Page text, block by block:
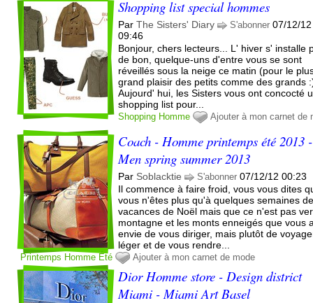
Shopping list special hommes
ParThe Sisters' Diary S'abonner 07/12/12
09:46
Bonjour, chers lecteurs... L' hiver s' installe
de bon, quelque-uns d'entre vous se sont
réveillés sous la neige ce matin (pour le
grand plaisir des petits comme des grands
Aujourd' hui, les Sisters vous ont concocté
shopping list pour...
Shopping Homme Ajouter à mon carnet de
Coach - Homme printemps été 2013 -
Men spring summer 2013
Par Soblacktie S'abonner 07/12/12 00:23
Il commence à faire froid, vous vous dites
vous n'êtes plus qu'à quelques semaines
vacances de Noël mais que ce n'est pas
montagne et les monts enneigés que vous
envie de vous diriger, mais plutôt de
léger et de vous rendre...
Printemps Homme Été Ajouter à mon carnet de mode
Dior Homme store - Design district
Miami - Miami Art Basel